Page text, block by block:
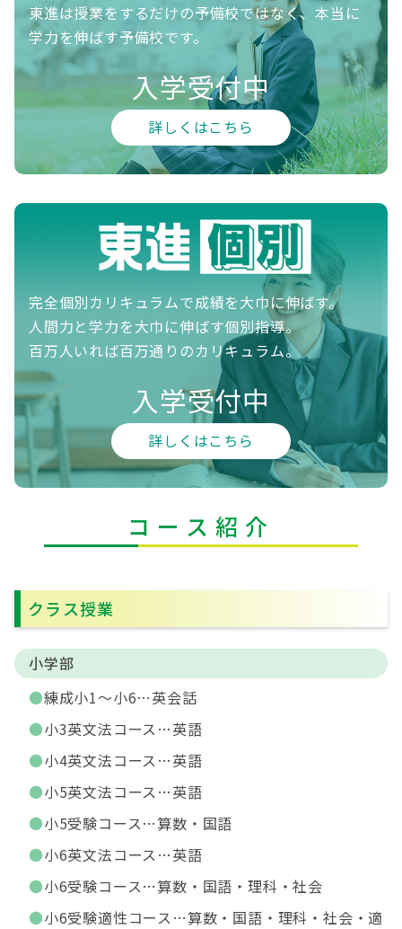
東進は授業をするだけの予備校ではなく、本当に
学力を伸ばす予備校です。
入学受付中
詳しくはこちら
完全個別カリキュラムで成績を大巾に伸ばす。
人間力と学力を大巾に伸ばす個別指導。
百万人いれば百万通りのカリキュラム。
入学受付中
詳しくはこちら
コース紹介
クラス授業
小学部
練成小1～小6…英会話
小3英文法コース…英語
小4英文法コース…英語
小5英文法コース…英語
小5受験コース…算数・国語
小6英文法コース…英語
小6受験コース…算数・国語・理科・社会
小6受験適性コース…算数・国語・理科・社会・適